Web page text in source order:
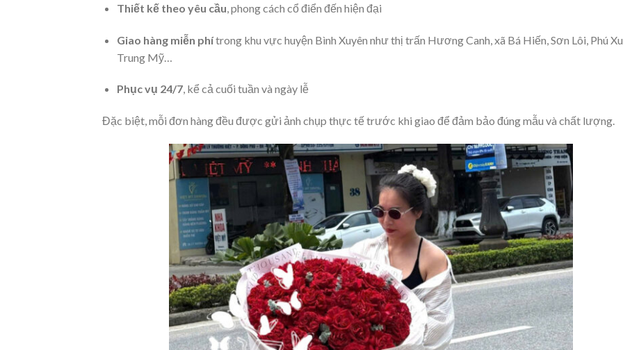
Thiết kế theo yêu cầu, phong cách cổ điển đến hiện đại
Giao hàng miễn phítrong khu vực huyện Bình Xuyên như thị trấn Hương Canh, xã Bá Hiến, Sơn Lôi, Phú
Trung Mỹ…
Phục vụ 24/7, kể cả cuối tuần và ngày lễ
Đặc biệt, mỗi đơn hàng đều được gửi ảnh chụp thực tế trước khi giao để đảm bảo đúng mẫu và chất lượng.